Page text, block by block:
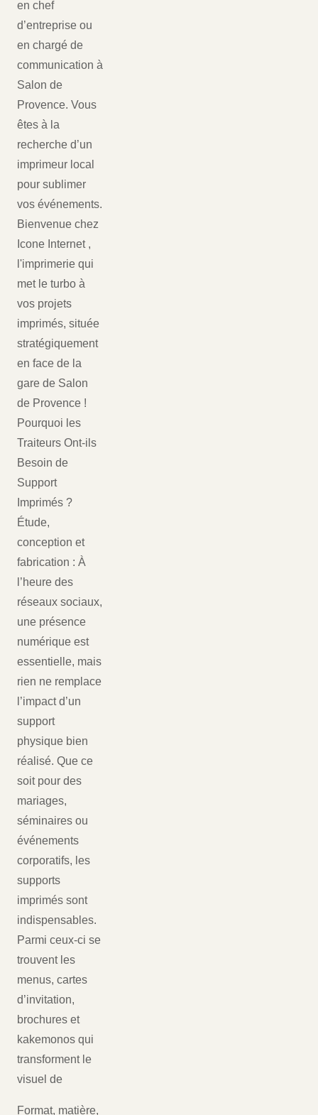
en chef
d’entreprise ou
en chargé de
communication à
Salon de
Provence. Vous
êtes à la
recherche d’un
imprimeur local
pour sublimer
vos événements.
Bienvenue chez
Icone Internet ,
l'imprimerie qui
met le turbo à
vos projets
imprimés, située
stratégiquement
en face de la
gare de Salon
de Provence !
Pourquoi les
Traiteurs Ont-ils
Besoin de
Support
Imprimés ?
Étude,
conception et
fabrication : À
l’heure des
réseaux sociaux,
une présence
numérique est
essentielle, mais
rien ne remplace
l’impact d’un
support
physique bien
réalisé. Que ce
soit pour des
mariages,
séminaires ou
événements
corporatifs, les
supports
imprimés sont
indispensables.
Parmi ceux-ci se
trouvent les
menus, cartes
d’invitation,
brochures et
kakemonos qui
transforment le
visuel de
Format, matière,